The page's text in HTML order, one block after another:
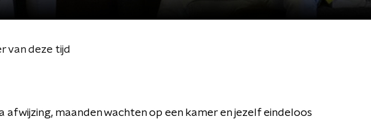
van deze tijd
afwijzing, maanden wachten op een kamer en jezelf eindeloos